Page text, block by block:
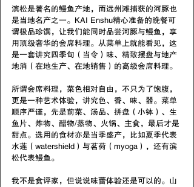
滨松是著名的鳗鱼产地，而远州滩捕获的河豚也
是当地名产之一。KAI Enshu精心准备的晚餐可
谓极品珍馔，让我们能同时品尝河豚与鳗鱼，享
用顶级奢华的会席料理。从菜单上就能看见，这
是一套讲究四季旬（当令）味、精致摆盘与地产
地消（在地生产、在地销售）的高级会席料理。
所谓会席料理，菜色相对自由，不只为了饱腹，
更是一种艺术体验，讲究色、香、味、器。菜单
顺序严谨，先是前菜、汤品、拼盘（小钵）、生
鱼片、炸物、醋物/蒸物、火锅、主食，最后才是
甜点。选用的食材亦是当季盛产，比如夏季代表
水莲（watershield）与茗荷（myoga），还有滨
松代表鳗鱼。
我不是食评家，但说说味蕾体验还是可以的。山